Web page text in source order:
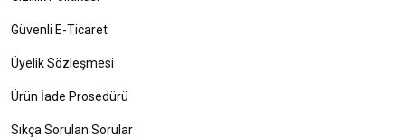
Güvenli E-Ticaret
Üyelik Sözleşmesi
Ürün İade Prosedürü
Sıkça Sorulan Sorular